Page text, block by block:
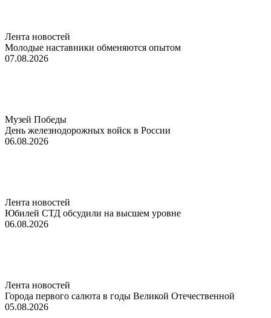
Лента новостей
Молодые наставники обменяются опытом
07.08.2026
Музей Победы
День железнодорожных войск в России
06.08.2026
Лента новостей
Юбилей СТД обсудили на высшем уровне
06.08.2026
Лента новостей
Города первого салюта в годы Великой Отечественной
05.08.2026